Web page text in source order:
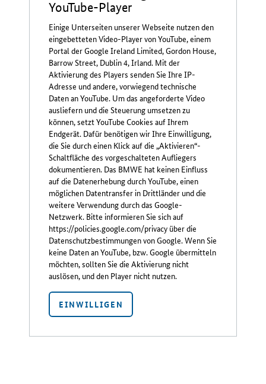
YouTube-Player
Einige Unterseiten unserer Webseite nutzen den
eingebetteten Video-Player von YouTube, einem
Portal der Google Ireland Limited, Gordon House,
Barrow Street, Dublin 4, Irland. Mit der
Aktivierung des Players senden Sie Ihre IP-
Adresse und andere, vorwiegend technische
Daten an YouTube. Um das angeforderte Video
ausliefern und die Steuerung umsetzen zu
können, setzt YouTube Cookies auf Ihrem
Endgerät. Dafür benötigen wir Ihre Einwilligung,
die Sie durch einen Klick auf die „Aktivieren“-
Schaltfläche des vorgeschalteten Aufliegers
dokumentieren. Das BMWE hat keinen Einfluss
auf die Datenerhebung durch YouTube, einen
möglichen Datentransfer in Drittländer und die
weitere Verwendung durch das Google-
Netzwerk. Bitte informieren Sie sich auf
https://policies.google.com/privacy über die
Datenschutzbestimmungen von Google. Wenn Sie
keine Daten an YouTube, bzw. Google übermitteln
möchten, sollten Sie die Aktivierung nicht
auslösen, und den Player nicht nutzen.
EINWILLIGEN